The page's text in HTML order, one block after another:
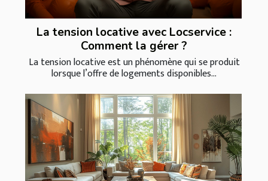
La tension locative avec Locservice :
Comment la gérer ?
La tension locative est un phénomène qui se produit
lorsque l’offre de logements disponibles...